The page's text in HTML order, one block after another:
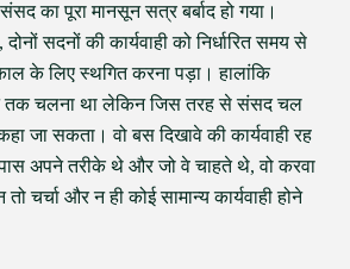
का पूरा मानसून सत्र बर्बाद हो गया।
सदनों की कार्यवाही को निर्धारित समय से
के लिए स्थगित करना पड़ा। हालांकि
तक चलना था लेकिन जिस तरह से संसद चल
जा सकता। वो बस दिखावे की कार्यवाही रह
पास अपने तरीके थे और जो वे चाहते थे, वो करवा
चर्चा और न ही कोई सामान्य कार्यवाही होने